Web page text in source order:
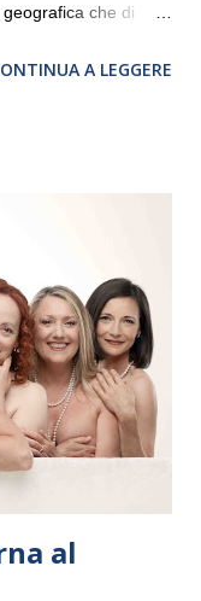
che di
e toccherà, in
per il secondo anno
di applaudire i
per la quarta
Järvi (affiancato
A LEGGERE
al